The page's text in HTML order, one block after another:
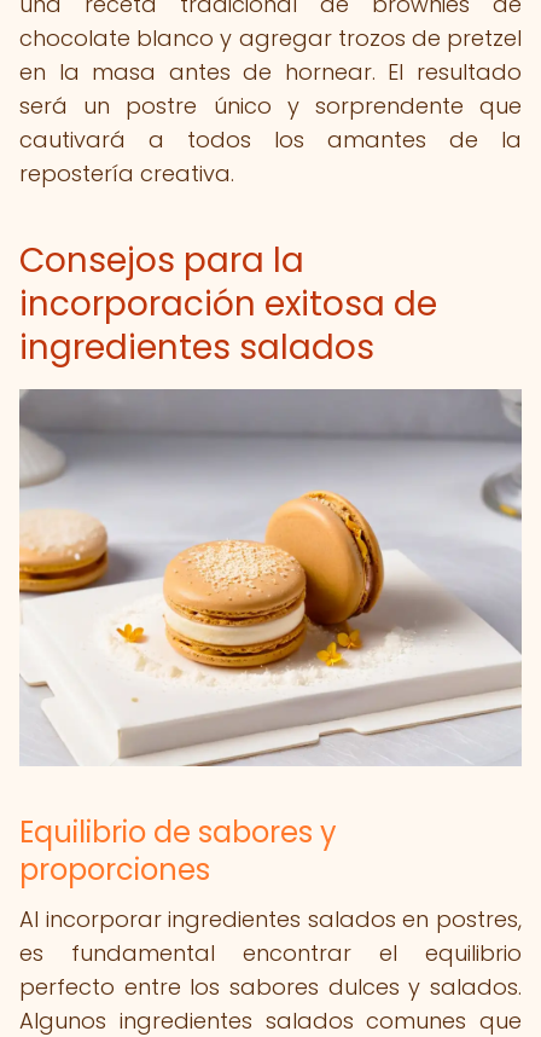
chocolate blanco y agregar trozos de pretzel
en la masa antes de hornear. El resultado
será un postre único y sorprendente que
cautivará a todos los amantes de la
repostería creativa.
Consejos para la
incorporación exitosa de
ingredientes salados
Equilibrio de sabores y
proporciones
Al incorporar ingredientes salados en postres,
es fundamental encontrar el equilibrio
perfecto entre los sabores dulces y salados.
Algunos ingredientes salados comunes que